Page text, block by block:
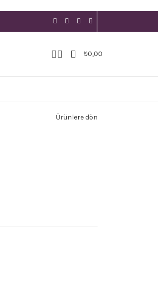
₺0,00
Ürünlere dön